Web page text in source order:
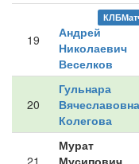
19
Андрей
Николаевич
Веселков
20
Гульнара
Вячеславовна
Колегова
21
Мурат
Мусипович